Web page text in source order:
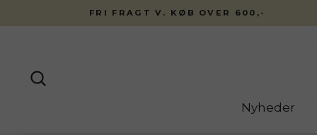
til
FRI FRAGT V. KØB OVER 600,-
Nyheder